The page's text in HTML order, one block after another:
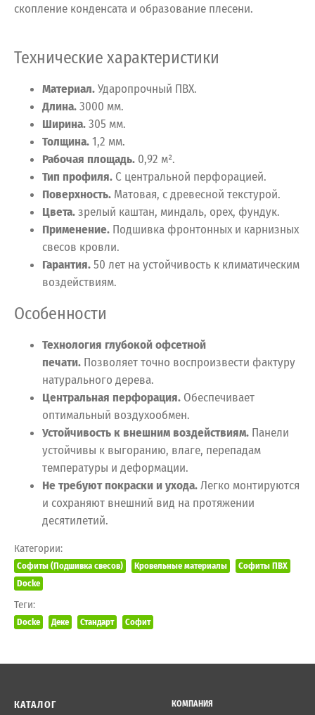
скопление конденсата и образование плесени.
Технические характеристики
Материал.Ударопрочный ПВХ.
Длина.3000 мм.
Ширина.305 мм.
Толщина.1,2 мм.
Рабочая площадь. 0,92 м².
Тип профиля. С центральной перфорацией.
Поверхность. Матовая, с древесной текстурой.
Цвета.зрелый каштан, миндаль, орех, фундук.
Применение. Подшивка фронтонных и карнизных
свесов кровли.
Гарантия.50 лет на устойчивость к климатическим
воздействиям.
Особенности
Технология глубокой офсетной
печати. Позволяет точно воспроизвести фактуру
натурального дерева.
Центральная перфорация. Обеспечивает
оптимальный воздухообмен.
Устойчивость к внешним воздействиям. Панели
устойчивы к выгоранию, влаге, перепадам
температуры и деформации.
Не требуют покраски и ухода.Легко монтируются
и сохраняют внешний вид на протяжении
десятилетий.
Категории:
Софиты (Подшивка свесов) Кровельные материалы
Софиты ПВХ
Docke
Теги:
Docke Деке Стандарт Софит
КАТАЛОГ
КОМПАНИЯ